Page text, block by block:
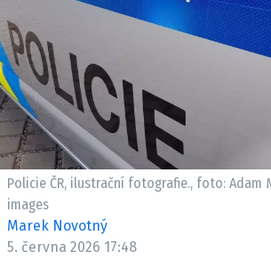
SPORT
Máte příběh, fotku nebo
Pošlete e-mail na
Policie ČR, ilustrační fotografie., foto: Adam
images
Marek Novotný
5. června 2026 17:48